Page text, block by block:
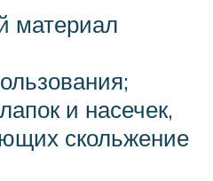
материал
и насечек,
скольжение